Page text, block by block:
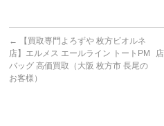
←
【買取専門よろずや 枚方ビオルネ
店】エルメス エールライン トートPM
バッグ 高価買取（大阪 枚方市 長尾の
お客様）